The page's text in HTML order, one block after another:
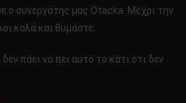
ο συνεργάτης μας Οtacka. Μέχρι την
καλά και θυμάστε.
πάει να πει αυτό το κάτι ότι δεν